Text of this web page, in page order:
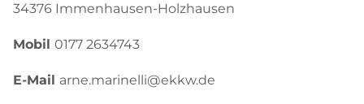
34376 Immenhausen-Holzhausen
Mobil 0177 2634743
E-Mail arne.marinelli@ekkw.de